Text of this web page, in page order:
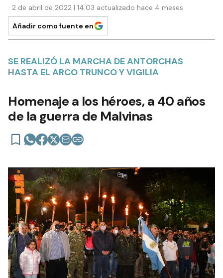
2 de abril de 2022 | 14:03 actualizado hace 4 meses
Añadir como fuente en
SE REALIZÓ LA MARCHA DE ANTORCHAS
HASTA EL ARCO TRUNCO Y VIGILIA
Homenaje a los héroes, a 40 años
de la guerra de Malvinas